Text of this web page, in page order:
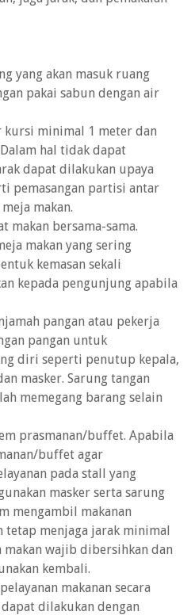
yang akan masuk ruang
pakai sabun dengan air
kursi minimal 1 meter dan
hal tidak dapat
dapat dilakukan upaya
pemasangan partisi antar
makan.
makan bersama-sama.
makan yang sering
kemasan sekali
kepada pengunjung apabila
pangan atau pekerja
pangan untuk
diri seperti penutup kepala,
masker. Sarung tangan
memegang barang selain
prasmanan/buffet. Apabila
buffet agar
pada stall yang
masker serta sarung
mengambil makanan
tetap menjaga jarak minimal
makan wajib dibersihkan dan
kembali.
makanan secara
dilakukan dengan